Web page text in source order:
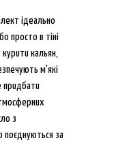
ідеально
просто в тіні
кальян,
м'які
придбати
з
поєднуються за